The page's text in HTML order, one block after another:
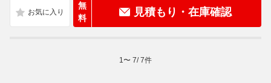
無
料
見積もり・在庫確認
1 〜 7/7件